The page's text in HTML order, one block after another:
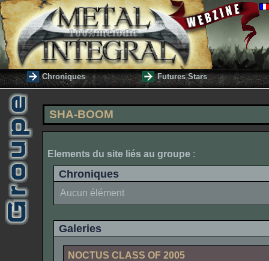
Chroniques Futures Stars
SHA-BOOM
Elements du site liés au groupe :
Chroniques
Aucun élément
Galeries
NOCTUS CLASS OF 2005